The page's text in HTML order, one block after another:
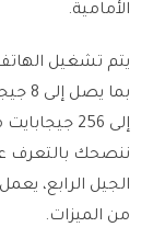
الأمامية.
بما
ننصحك بالتعرف
من الميزات.